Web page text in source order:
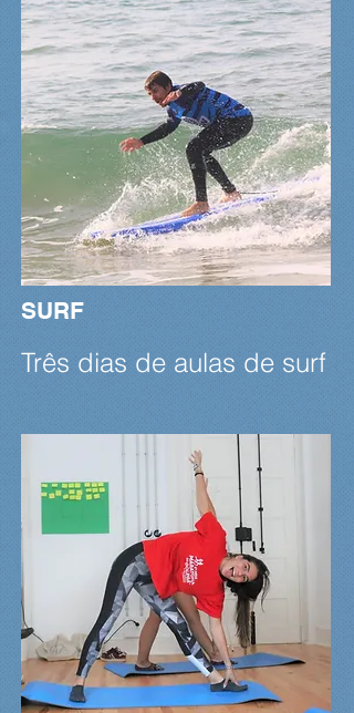
SURF
Três dias de aulas de surf